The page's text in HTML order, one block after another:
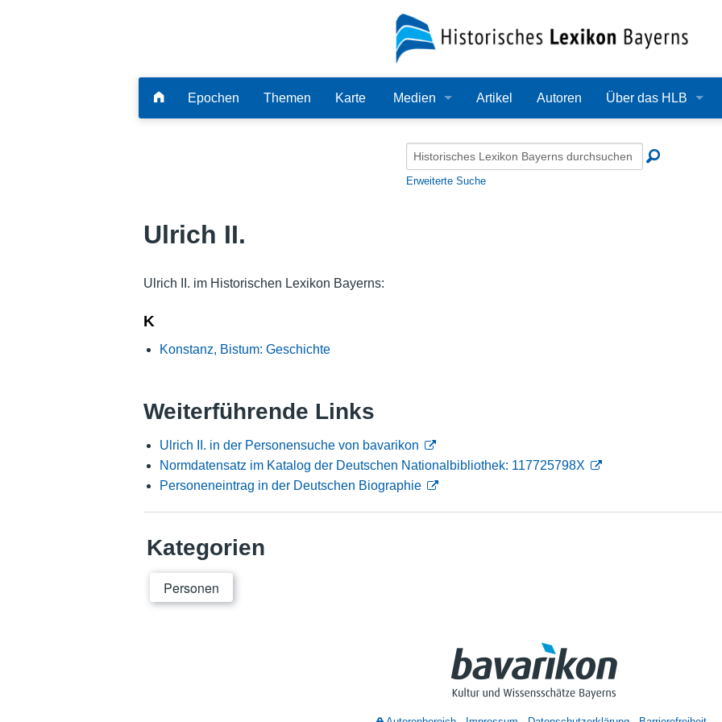
Epochen Themen Karte Medien
Audio
Artikel Autoren Über das HLB
Redaktion
Erweiterte Suche
Ulrich II.
Ulrich II. im Historischen Lexikon Bayerns:
K
Konstanz, Bistum: Geschichte
Weiterführende Links
Ulrich II. in der Personensuche von bavarikon
Normdatensatz im Katalog der Deutschen Nationalbibliothek: 117725798X
Personeneintrag in der Deutschen Biographie
Kategorien
Personen